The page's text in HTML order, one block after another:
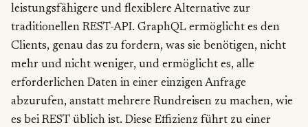
leistungsfähigere und flexiblere Alternative zur
traditionellen REST-API. GraphQL ermöglicht es den
Clients, genau das zu fordern, was sie benötigen, nicht
mehr und nicht weniger, und ermöglicht es, alle
erforderlichen Daten in einer einzigen Anfrage
abzurufen, anstatt mehrere Rundreisen zu machen, wie
es bei REST üblich ist. Diese Effizienz führt zu einer